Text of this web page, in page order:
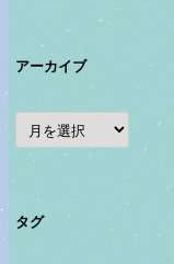
アーカイブ
ア
ー
カ
タグ